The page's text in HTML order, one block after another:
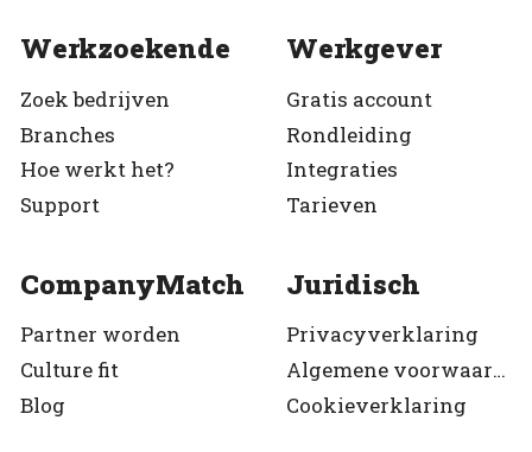
Werkzoekende
Zoek bedrijven
Branches
Hoe werkt het?
Support
Werkgever
Gratis account
Rondleiding
Integraties
Tarieven
CompanyMatch
Partner worden
Culture fit
Blog
Juridisch
Privacyverklaring
Algemene voorwaarden
Cookieverklaring